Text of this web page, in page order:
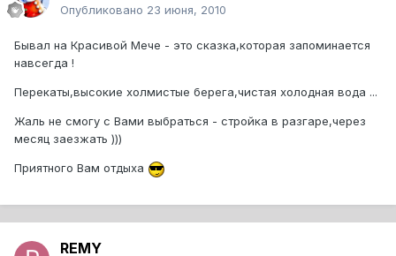
Опубликовано 23 июня, 2010
Бывал на Красивой Мече - это сказка,которая запоминается
навсегда !
Перекаты,высокие холмистые берега,чистая холодная вода ...
Жаль не смогу с Вами выбраться - стройка в разгаре,через
месяц заезжать )))
Приятного Вам отдыха
REMY